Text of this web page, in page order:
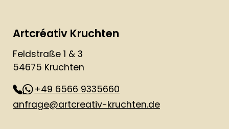
Artcréativ Kruchten
Feldstraße 1 & 3
54675 Kruchten
+49 6566 9335660
anfrage@artcreativ-kruchten.de